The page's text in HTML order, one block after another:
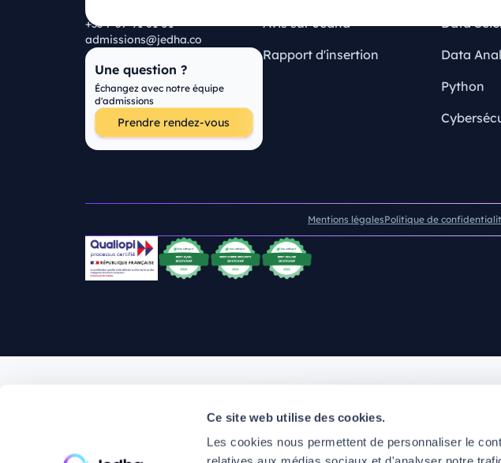
Ce site web utilise des cookies.
Les cookies nous permettent de personnaliser le
75010 Paris
+33 7 57 91 61 01
admissions@jedha.co
Une question ?
Échangez avec notre équipe
d'admissions
Prendre rendez-vous
Avis sur Jedha
Rapport d'insertion
Data
Data
Python
Mentions légalesPolitique de